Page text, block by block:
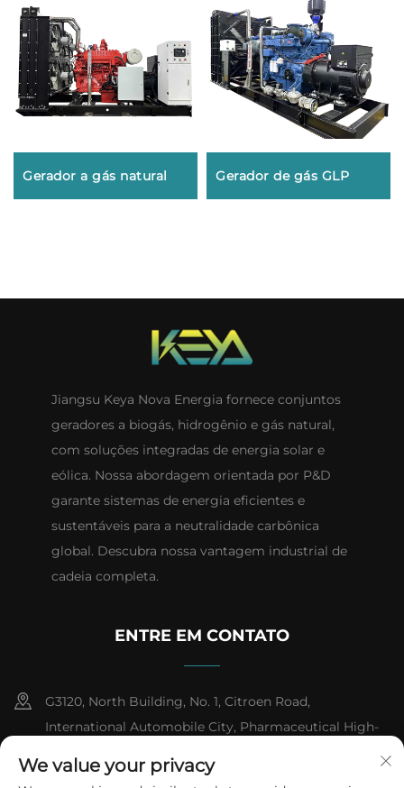
Gerador a gás natural Gerador de gás GLP
Jiangsu Keya Nova Energia fornece conjuntos
geradores a biogás, hidrogênio e gás natural,
com soluções integradas de energia solar e
eólica. Nossa abordagem orientada por P&D
garante sistemas de energia eficientes e
sustentáveis para a neutralidade carbônica
global. Descubra nossa vantagem industrial de
cadeia completa.
ENTRE EM CONTATO
G3120, North Building, No. 1, Citroen Road,
International Automobile City, Pharmaceutical High-
Jiangsu Province
We value your privacy